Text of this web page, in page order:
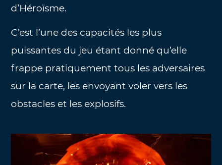
d’Héroïsme.
C’est l’une des capacités les plus
puissantes du jeu étant donné qu’elle
frappe pratiquement tous les adversaires
sur la carte, les envoyant voler vers les
obstacles et les explosifs.